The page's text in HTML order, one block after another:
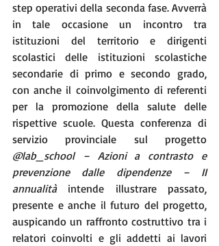
step operativi della seconda fase. Avverrà
in tale occasione un incontro tra
istituzioni del territorio e dirigenti
scolastici delle istituzioni scolastiche
secondarie di primo e secondo grado,
con anche il coinvolgimento di referenti
per la promozione della salute delle
rispettive scuole. Questa conferenza di
@lab_school – Azioni a contrasto e
prevenzione dalle dipendenze – II
annualità intende illustrare passato,
presente e anche il futuro del progetto,
auspicando un raffronto costruttivo tra i
relatori coinvolti e gli addetti ai lavori